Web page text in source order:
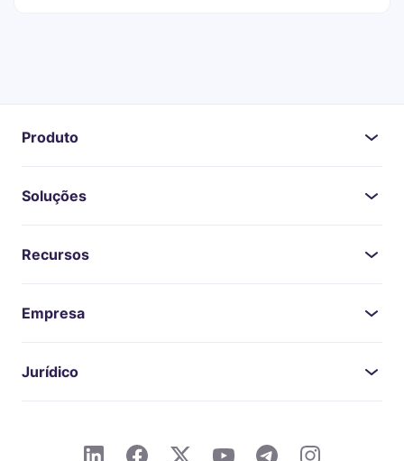
Produto
Soluções
Recursos
Empresa
Jurídico